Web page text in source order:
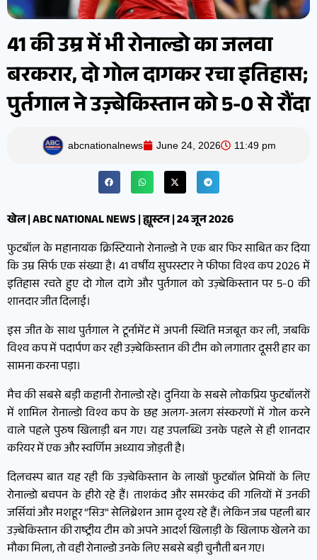
41 की उम्र में भी रोनाल्डो का जलवा
बरकरार, दो गोल दागकर रचा इतिहास;
पुर्तगाल ने उज़्बेकिस्तान को 5-0 से रौंदा
abcnationalnews June 24, 2026 11:49 pm
खेल | ABC NATIONAL NEWS | ह्यूस्टन | 24 जून 2026
फुटबॉल के महानायक क्रिस्टियानो रोनाल्डो ने एक बार फिर साबित कर दिया
कि उम्र सिर्फ एक संख्या है। 41 वर्षीय सुपरस्टार ने फीफा विश्व कप 2026 में
इतिहास रचते हुए दो गोल दागे और पुर्तगाल को उज़्बेकिस्तान पर 5-0 की
शानदार जीत दिलाई।
इस जीत के साथ पुर्तगाल ने टूर्नामेंट में अपनी स्थिति मजबूत कर ली, जबकि
विश्व कप में पदार्पण कर रही उज़्बेकिस्तान की टीम को लगातार दूसरी हार का
सामना करना पड़ा।
मैच की सबसे बड़ी कहानी रोनाल्डो रहे। दुनिया के सबसे लोकप्रिय फुटबॉलरों
में शामिल रोनाल्डो विश्व कप के छह अलग-अलग संस्करणों में गोल करने
वाले पहले पुरुष खिलाड़ी बन गए। यह उपलब्धि उनके पहले से ही शानदार
करियर में एक और स्वर्णिम अध्याय जोड़ती है।
दिलचस्प बात यह रही कि उज़्बेकिस्तान के लाखों फुटबॉल प्रेमियों के लिए
रोनाल्डो बचपन के हीरो रहे हैं। ताशकंद और समरकंद की गलियों में उनकी
जर्सियां और मशहूर “सिउ” सेलिब्रेशन आम दृश्य रहे हैं। लेकिन जब पहली बार
उज़्बेकिस्तान की राष्ट्रीय टीम को अपने आदर्श खिलाड़ी के खिलाफ खेलने का
मौका मिला, तो वही रोनाल्डो उनके लिए सबसे बड़ी चुनौती बन गए।